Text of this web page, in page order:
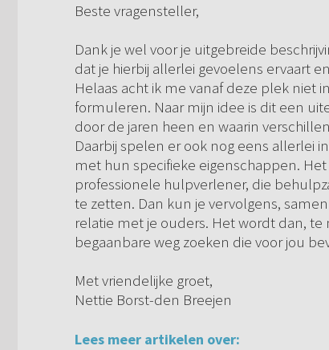
Beste vragensteller,
Dank je wel voor je uitgebreide
dat je hierbij allerlei gevoelens ervaart
Helaas acht ik me vanaf deze plek
formuleren. Naar mijn idee is dit een
door de jaren heen en waarin
Daarbij spelen er ook nog eens allerlei
met hun specifieke eigenschappen.
professionele hulpverlener, die
te zetten. Dan kun je vervolgens,
relatie met je ouders. Het wordt dan,
begaanbare weg zoeken die voor jou
Met vriendelijke groet,
Nettie Borst-den Breejen
Lees meer artikelen over: